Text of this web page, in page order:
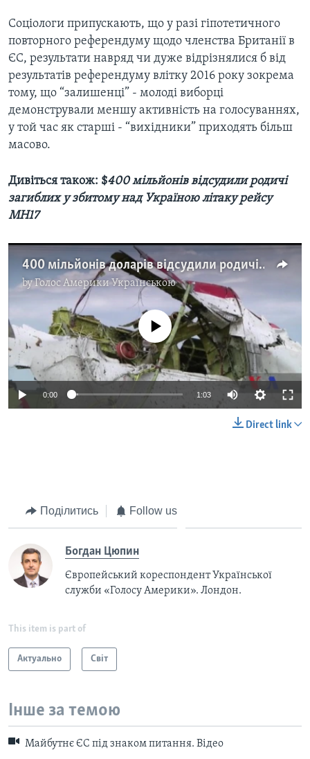
Соціологи припускають, що у разі гіпотетичного
повторного референдуму щодо членства Британії в
ЄС, результати навряд чи дуже відрізнялися б від
результатів референдуму влітку 2016 року зокрема
тому, що “залишенці” - молоді виборці
демонстрували меншу активність на голосуваннях,
у той час як старші - “вихідники” приходять більш
масово.
Дивіться також: $400 мільйонів відсудили родичі
загиблих у збитому над Україною літаку рейсу
MH17
400 мільйонів доларів відсудили родичі загиблих у збитому над Україною літаку MH17. Відео
byГолос Америки Українською
No media source currently available
0:00 1:03
Direct link
Поділитись Follow us
Богдан Цюпин
Європейський кореспондент Української
служби «Голосу Америки». Лондон.
This item is part of
Актуально Світ
Інше за темою
Майбутнє ЄС під знаком питання. Відео